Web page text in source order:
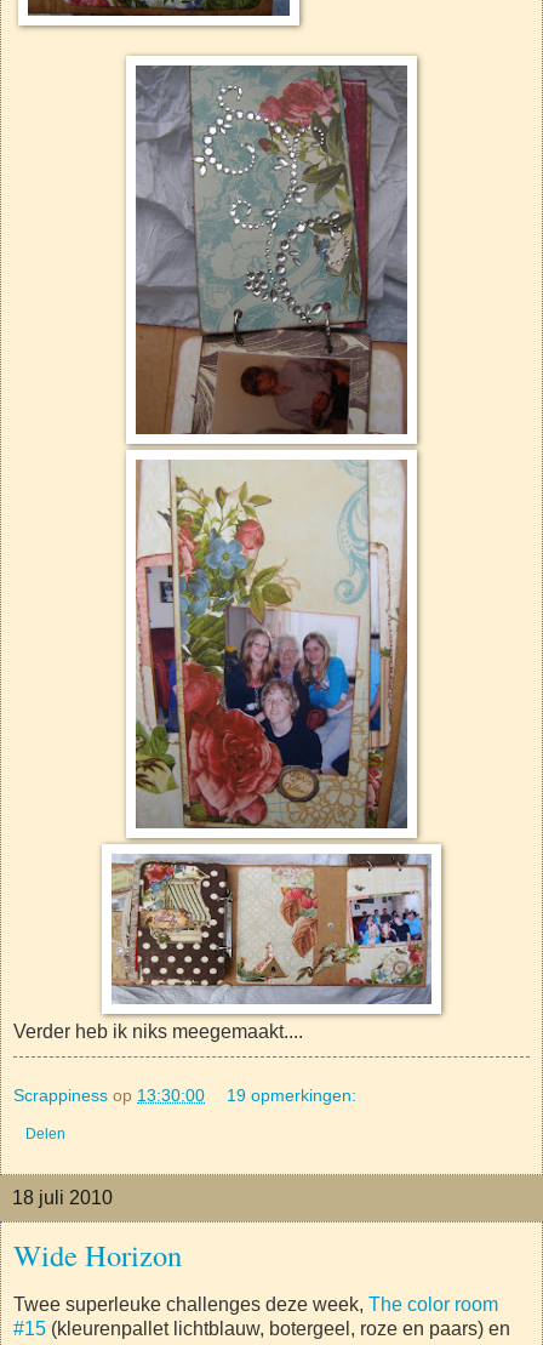
Verder heb ik niks meegemaakt....
Scrappiness op 13:30:00 19 opmerkingen:
Delen
18 juli 2010
Wide Horizon
Twee superleuke challenges deze week, The color room
#15 (kleurenpallet lichtblauw, botergeel, roze en paars) en